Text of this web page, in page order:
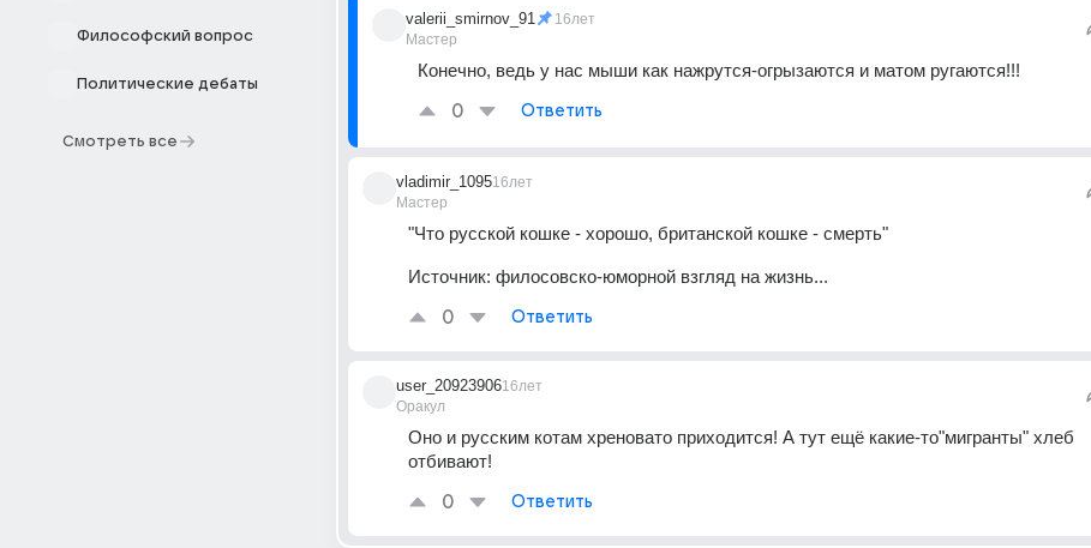
Философский вопрос
Политические дебаты
Смотреть все
valerii_smirnov_91
Мастер
16лет
Конечно, ведь у нас мыши как нажрутся-огрызаются и матом ругаются!!!
0 Ответить
vladimir_1095
Мастер
16лет
"Что русской кошке - хорошо, британской кошке - смерть"
Источник: филосовско-юморной взгляд на жизнь...
0 Ответить
user_20923906
Оракул
16лет
Оно и русским котам хреновато приходится! А тут ещё какие-то"мигранты" хлеб
отбивают!
0 Ответить